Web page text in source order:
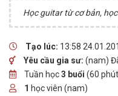
Học guitar từ cơ bản,
Tạo lúc: 13:58
Yêu cầu gia sư: (nam)
Tuần học3 buổi (60
1 học viên (nam)